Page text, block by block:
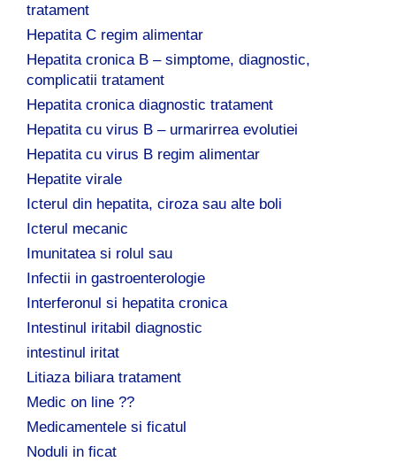
tratament
Hepatita C regim alimentar
Hepatita cronica B – simptome, diagnostic,
complicatii tratament
Hepatita cronica diagnostic tratament
Hepatita cu virus B – urmarirrea evolutiei
Hepatita cu virus B regim alimentar
Hepatite virale
Icterul din hepatita, ciroza sau alte boli
Icterul mecanic
Imunitatea si rolul sau
Infectii in gastroenterologie
Interferonul si hepatita cronica
Intestinul iritabil diagnostic
intestinul iritat
Litiaza biliara tratament
Medic on line ??
Medicamentele si ficatul
Noduli in ficat